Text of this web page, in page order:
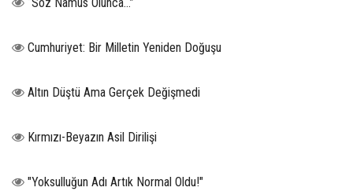
“Söz Namus Olunca…”
Cumhuriyet: Bir Milletin Yeniden Doğuşu
Altın Düştü Ama Gerçek Değişmedi
Kırmızı-Beyazın Asil Dirilişi
"Yoksulluğun Adı Artık Normal Oldu!"